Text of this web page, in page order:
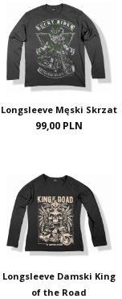
Longsleeve Męski Skrzat
99,00 PLN
Longsleeve Damski King
of the Road